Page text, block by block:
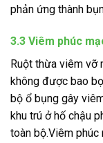
phản ứng thành
3.3 Viêm phúc
Ruột thừa viêm vỡ
không được bao
bộ ổ bụng gây
khu trú ở hố chậu
toàn bộ.Viêm